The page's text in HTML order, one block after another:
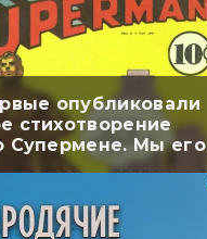
опубликовали
стихотворение
Супермене. Мы его